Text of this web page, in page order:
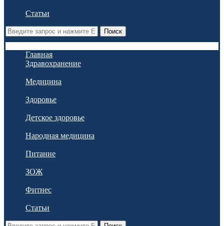
Статьи
Поиск
Главная
Здравохранение
Медицина
Здоровье
Детское здоровье
Народная медицина
Питание
ЗОЖ
Фитнес
Статьи